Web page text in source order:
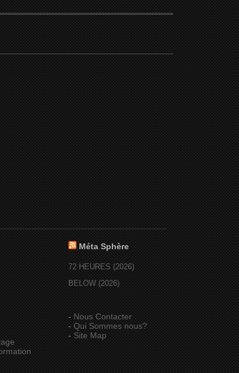
Méta Sphère
72 HEURES (2026)
BELOW (2026)
-Nous Contacter
-Qui Sommes nous?
-Site Map